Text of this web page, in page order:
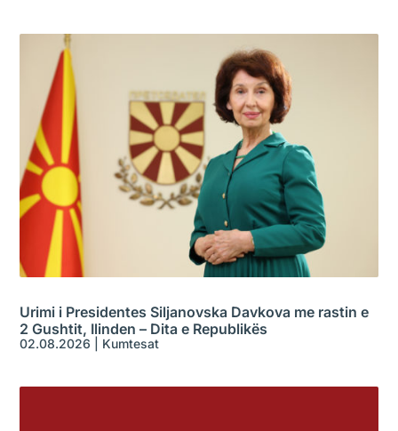
Urimi i Presidentes Siljanovska Davkova me rastin e
2 Gushtit, Ilinden – Dita e Republikës
02.08.2026 Kumtesat